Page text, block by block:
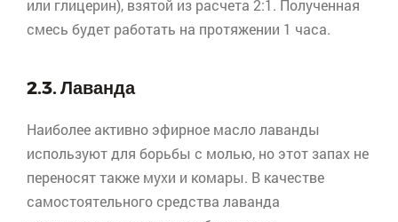
или глицерин), взятой из расчета 2:1. Полученная
смесь будет работать на протяжении 1 часа.
2.3. Лаванда
Наиболее активно эфирное масло лаванды
используют для борьбы с молью, но этот запах не
переносят также мухи и комары. В качестве
самостоятельного средства лаванда